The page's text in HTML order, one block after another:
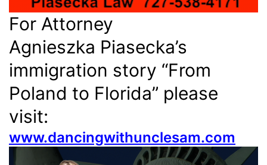
For Attorney
Agnieszka Piasecka’s
immigration story “From
Poland to Florida” please
visit:
www.dancingwithunclesam.com